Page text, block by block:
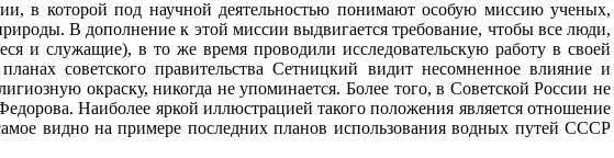
в которой под научной деятельностью понимают особую миссию ученых,
В дополнение к этой миссии выдвигается требование, чтобы все люди,
служащие), в то же время проводили исследовательскую работу в своей
советского правительства Сетницкий видит несомненное влияние и
окраску, никогда не упоминается. Более того, в Советской России не
Наиболее яркой иллюстрацией такого положения является отношение
видно на примере последних планов использования водных путей СССР